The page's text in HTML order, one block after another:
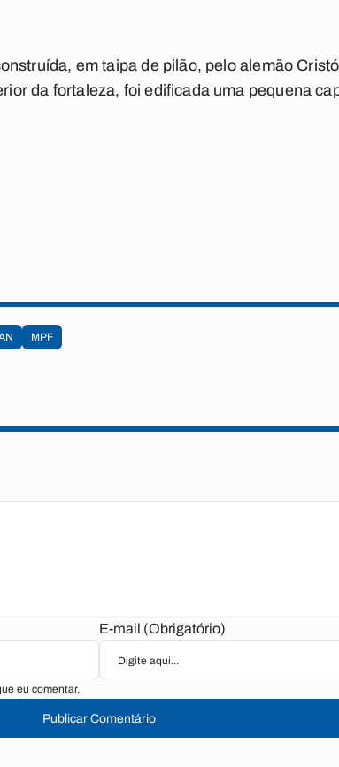
em taipa de pilão, pelo alemão
da fortaleza, foi edificada uma pequena
MPF
E-mail (Obrigatório)
eu comentar.
Publicar Comentário